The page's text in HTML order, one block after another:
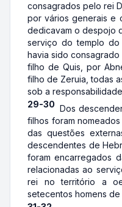
consagrados pelo rei
por vários generais e
dedicavam o despojo
serviço do templo do
havia sido consagrado
filho de Quis, por
filho de Zeruia, todas
sob a
29-30 Dos
filhos foram
das questões
descendentes de
foram encarregados
relacionadas ao
rei no território a
setecentos homens